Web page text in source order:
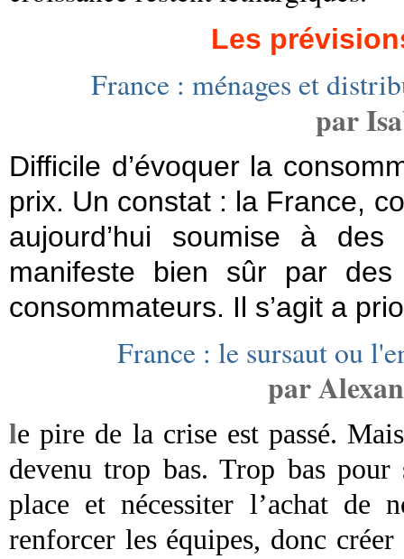
Les
France : ménages et
par
Difficile d’évoquer la
prix. Un constat : la France,
aujourd’hui soumise à
manifeste bien sûr par
consommateurs. Il s’agit a
France : le sursaut ou
par
le pire de la crise est passé.
devenu trop bas. Trop bas
place et nécessiter l’achat de
renforcer les équipes, donc